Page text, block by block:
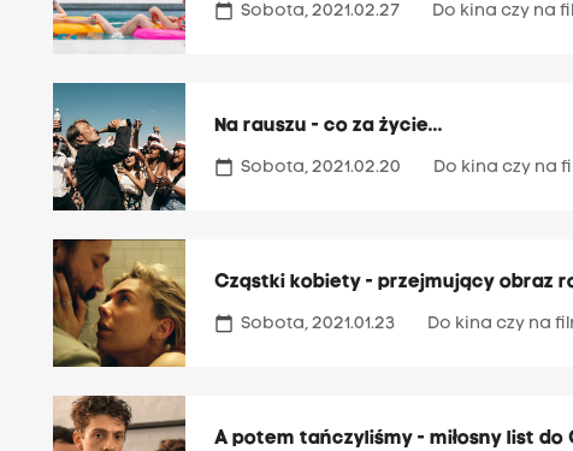
calendar_today Sobota, 2021.02.27 Do kina czy na
Na rauszu - co za życie...
calendar_today Sobota, 2021.02.20 Do kina czy na
Cząstki kobiety - przejmujący obraz
calendar_today Sobota, 2021.01.23 Do kina czy na
A potem tańczyliśmy - miłosny list do